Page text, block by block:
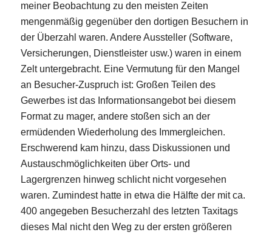
meiner Beobachtung zu den meisten Zeiten
mengenmäßig gegenüber den dortigen Besuchern in
der Überzahl waren. Andere Aussteller (Software,
Versicherungen, Dienstleister usw.) waren in einem
Zelt untergebracht. Eine Vermutung für den Mangel
an Besucher-Zuspruch ist: Großen Teilen des
Gewerbes ist das Informationsangebot bei diesem
Format zu mager, andere stoßen sich an der
ermüdenden Wiederholung des Immergleichen.
Erschwerend kam hinzu, dass Diskussionen und
Austauschmöglichkeiten über Orts- und
Lagergrenzen hinweg schlicht nicht vorgesehen
waren. Zumindest hatte in etwa die Hälfte der mit ca.
400 angegeben Besucherzahl des letzten Taxitags
dieses Mal nicht den Weg zu der ersten größeren